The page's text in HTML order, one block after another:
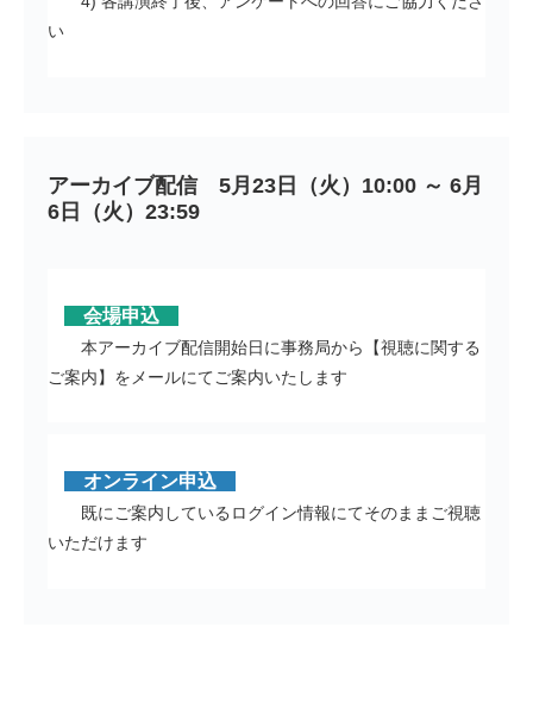
い
アーカイブ配信　5月23日（火）10:00 ～ 6月
6日（火）23:59
会場申込
本アーカイブ配信開始日に事務局から【視聴に関する
ご案内】をメールにてご案内いたします
オンライン申込
既にご案内しているログイン情報にてそのままご視聴
いただけます